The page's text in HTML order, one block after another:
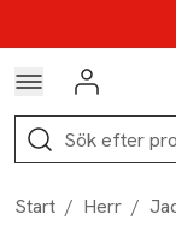
Hoppa till
Logga in
Sök
Start / Herr /